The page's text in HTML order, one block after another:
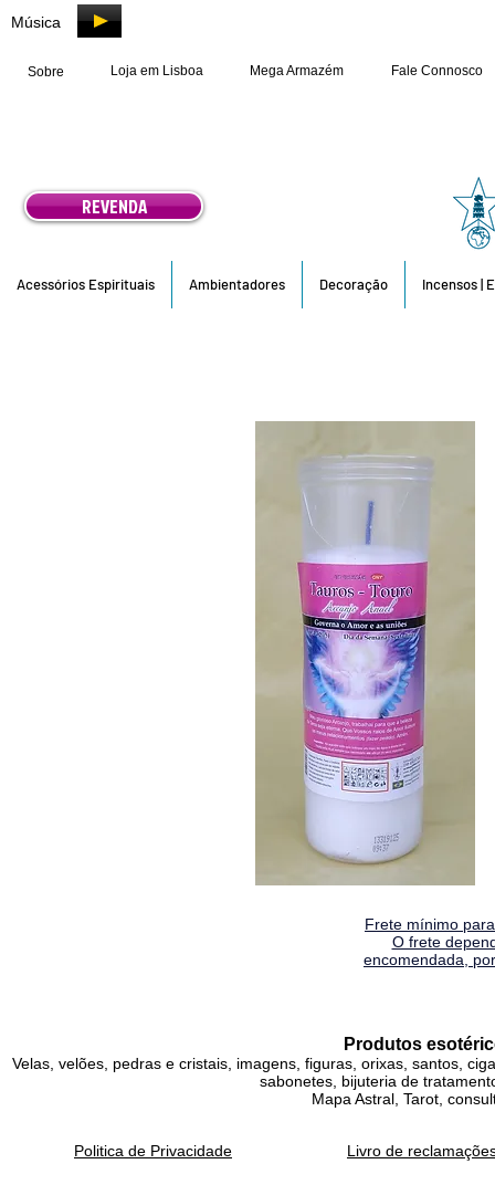
Música
Sobre Loja em Lisboa Mega Armazém Fale Connosco
REVENDA
Acessórios Espirituais Ambientadores Decoração Incensos |
Frete mínimo
O frete
encomendada,
Produtos
Velas, velões, pedras e cristais, imagens, figuras, orixas, santos,
sabonetes, bijuteria de
Mapa Astral, Tarot,
Politica de Privacidade Livro de